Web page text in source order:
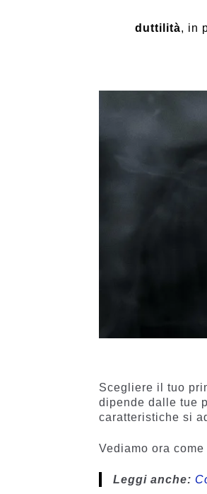
duttilità, in
Scegliere il tuo
dipende dalle tue
caratteristiche si
Vediamo ora
Leggi anche: